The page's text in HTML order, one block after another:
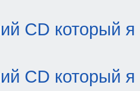
CD который я
CD который я